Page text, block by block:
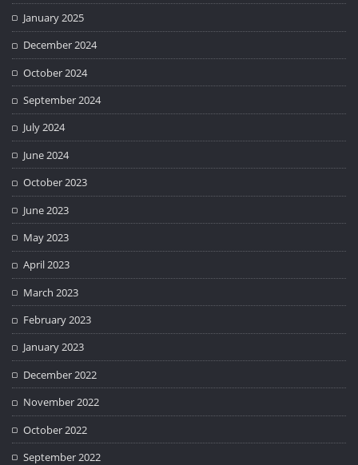
January 2025
December 2024
October 2024
September 2024
July 2024
June 2024
October 2023
June 2023
May 2023
April 2023
March 2023
February 2023
January 2023
December 2022
November 2022
October 2022
September 2022